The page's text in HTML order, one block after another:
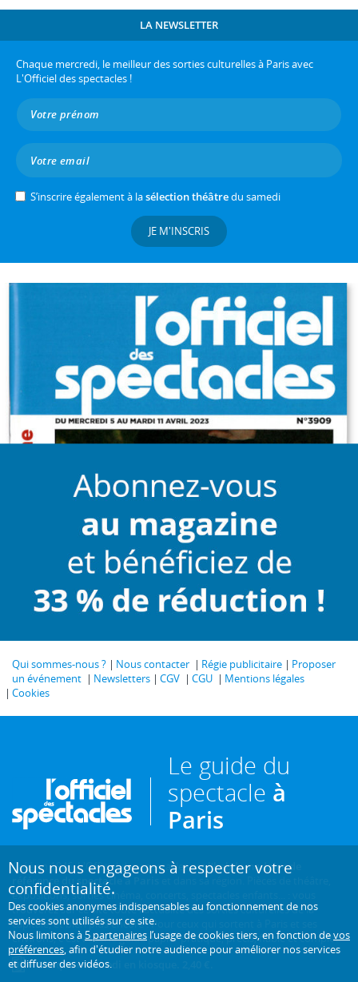
LA NEWSLETTER
Chaque mercredi, le meilleur des sorties culturelles à Paris avec
L'Officiel des spectacles !
S’inscrire également à lasélection théâtredu samedi
JE M'INSCRIS
Qui sommes-nous ? Nous contacter Régie publicitaire
Proposer
un événement
Newsletters CGV CGU
Mentions légales
Cookies
Le guide du
spectacle à
Paris
Créé en 1946, L'Officiel des spectacles estl'hebdomadaire de
référence du spectacle à Paris
et dans sa région. Pièces de théâtre,
expositions, sorties cinéma, concerts, spectacles enfants... : vous
trouverez sur ce site toute l'actualité des sorties culturelles de la
capitale, et bien plus encore ! Pour ceux qui sortent à Paris et ses
environs, c'est aussi le guide papier pratique, précis, fiable et complet.
Chaque mercredi en kiosque. 2,40 €.
Nous nous engageons à respecter votre
confidentialité.
Des cookies anonymes indispensables au fonctionnement de nos
services sont utilisés sur ce site.
Nous limitons à 5 partenaires l’usage de cookies tiers, en fonction devos
préférences, afin d'étudier notre audience pour améliorer nos services
et diffuser des vidéos.